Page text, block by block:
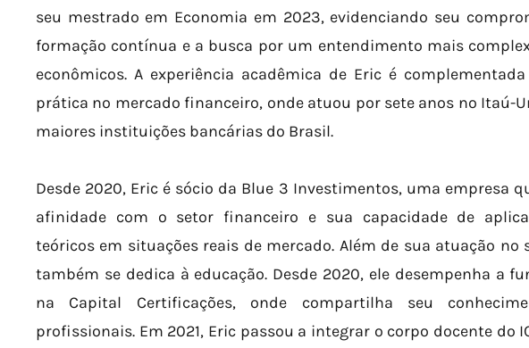
seu mestrado em Economia em 2023, evidenciando seu
formação contínua e a busca por um entendimento mais
econômicos. A experiência acadêmica de Eric é
prática no mercado financeiro, onde atuou por sete anos no Itaú-
maiores instituições bancárias do Brasil.
Desde 2020, Eric é sócio da Blue 3 Investimentos, uma empresa
afinidade com o setor financeiro e sua capacidade de
teóricos em situações reais de mercado. Além de sua atuação no
também se dedica à educação. Desde 2020, ele desempenha a
na Capital Certificações, onde compartilha seu
profissionais. Em 2021, Eric passou a integrar o corpo docente do